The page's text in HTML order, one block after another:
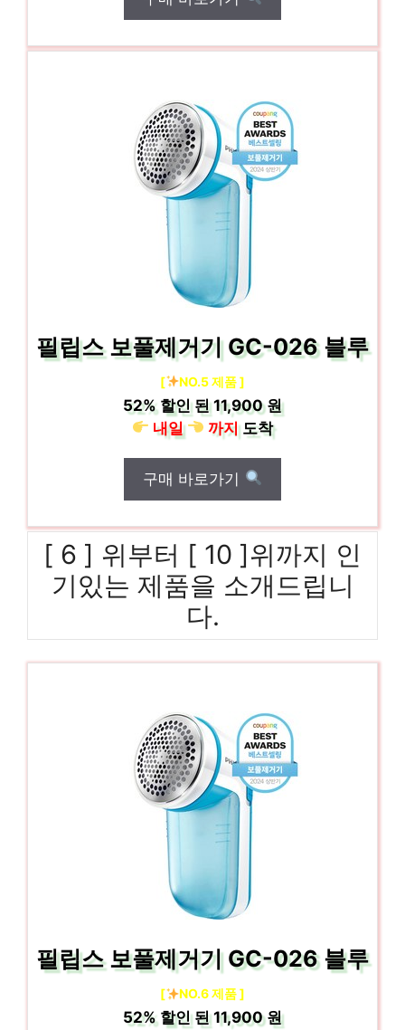
필립스 보풀제거기 GC-026 블루
[ NO.5 제품 ]
52% 할인 된11,900 원
내일
까지도착
구매 바로가기
[ 6 ] 위부터 [ 10 ]위까지 인
기있는 제품을 소개드립니
다.
필립스 보풀제거기 GC-026 블루
[ NO.6 제품 ]
52%할인 된11,900 원